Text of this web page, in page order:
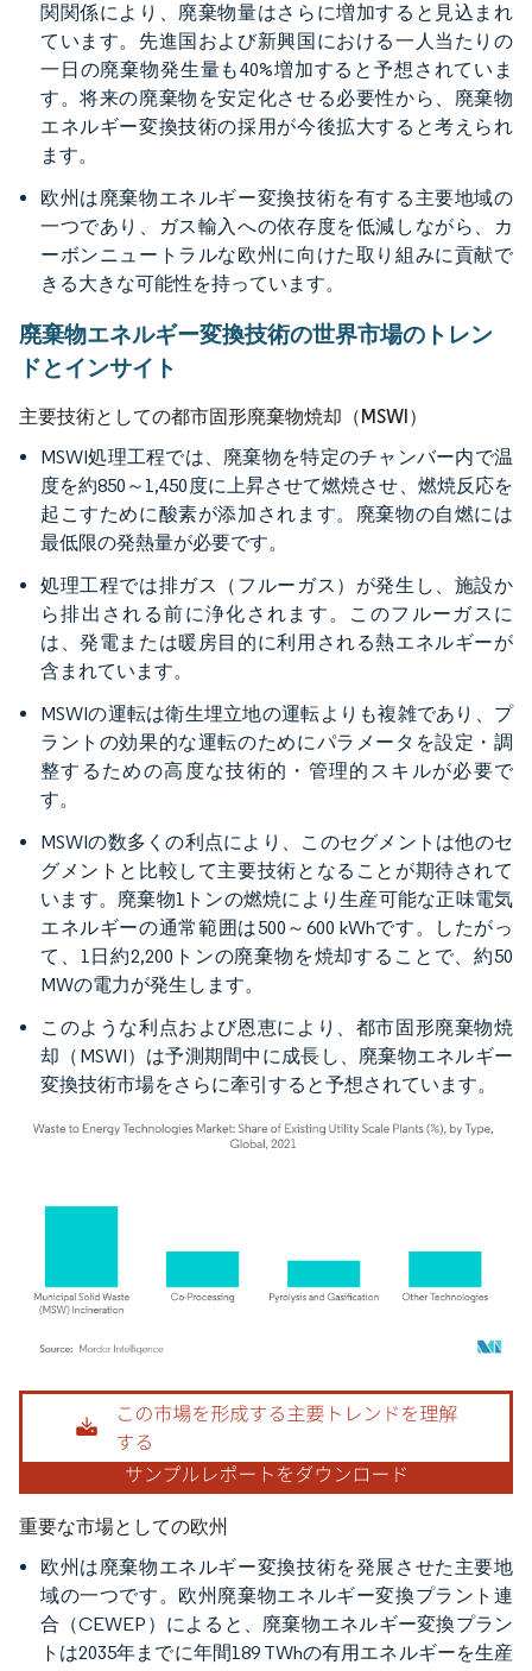
関関係により、廃棄物量はさらに増加すると見込まれ
ています。先進国および新興国における一人当たりの
一日の廃棄物発生量も40%増加すると予想されていま
す。将来の廃棄物を安定化させる必要性から、廃棄物
エネルギー変換技術の採用が今後拡大すると考えられ
ます。
欧州は廃棄物エネルギー変換技術を有する主要地域の
一つであり、ガス輸入への依存度を低減しながら、カ
ーボンニュートラルな欧州に向けた取り組みに貢献で
きる大きな可能性を持っています。
廃棄物エネルギー変換技術の世界市場のトレン
ドとインサイト
主要技術としての都市固形廃棄物焼却（MSWI）
MSWI処理工程では、廃棄物を特定のチャンバー内で温
度を約850～1,450度に上昇させて燃焼させ、燃焼反応を
起こすために酸素が添加されます。廃棄物の自燃には
最低限の発熱量が必要です。
処理工程では排ガス（フルーガス）が発生し、施設か
ら排出される前に浄化されます。このフルーガスに
は、発電または暖房目的に利用される熱エネルギーが
含まれています。
MSWIの運転は衛生埋立地の運転よりも複雑であり、プ
ラントの効果的な運転のためにパラメータを設定・調
整するための高度な技術的・管理的スキルが必要で
す。
MSWIの数多くの利点により、このセグメントは他のセ
グメントと比較して主要技術となることが期待されて
います。廃棄物1トンの燃焼により生産可能な正味電気
エネルギーの通常範囲は500～600 kWhです。したがっ
て、1日約2,200トンの廃棄物を焼却することで、約50
MWの電力が発生します。
このような利点および恩恵により、都市固形廃棄物焼
却（MSWI）は予測期間中に成長し、廃棄物エネルギー
変換技術市場をさらに牽引すると予想されています。
画像 © Mordor Intelligence。再利用にはCC BY 4.0の表示が必要です。
重要な市場としての欧州
欧州は廃棄物エネルギー変換技術を発展させた主要地
域の一つです。欧州廃棄物エネルギー変換プラント連
合（CEWEP）によると、廃棄物エネルギー変換プラン
トは2035年までに年間189 TWhの有用エネルギーを生産